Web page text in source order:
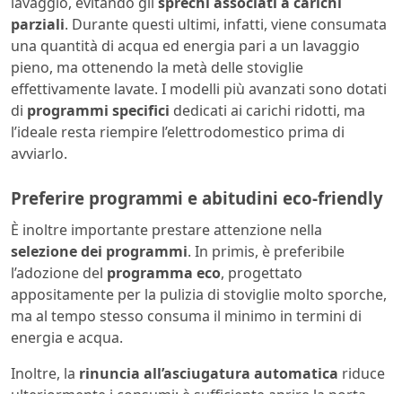
parziali. Durante questi ultimi, infatti, viene consumata
una quantità di acqua ed energia pari a un lavaggio
pieno, ma ottenendo la metà delle stoviglie
effettivamente lavate. I modelli più avanzati sono dotati
di programmi specifici dedicati ai carichi ridotti, ma
l’ideale resta riempire l’elettrodomestico prima di
avviarlo.
Preferire programmi e abitudini eco-friendly
È inoltre importante prestare attenzione nella
selezione dei programmi. In primis, è preferibile
l’adozione del programma eco, progettato
appositamente per la pulizia di stoviglie molto sporche,
ma al tempo stesso consuma il minimo in termini di
energia e acqua.
Inoltre, la rinuncia all’asciugatura automatica riduce